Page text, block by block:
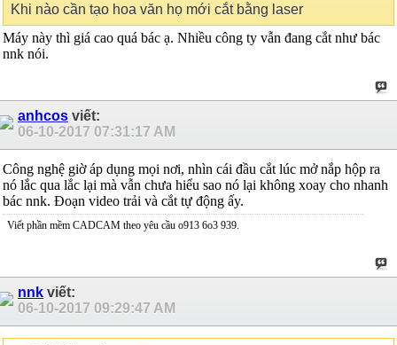
Khi nào cần tạo hoa văn họ mới cắt bằng laser
Máy này thì giá cao quá bác ạ. Nhiều công ty vẫn đang cắt như bác
nnk nói.
anhcos viết:
06-10-2017 07:31:17 AM
Công nghệ giờ áp dụng mọi nơi, nhìn cái đầu cắt lúc mở nắp hộp ra
nó lắc qua lắc lại mà vẫn chưa hiểu sao nó lại không xoay cho nhanh
bác nnk. Đoạn video trải và cắt tự động ấy.
Viết phần mềm CADCAM theo yêu cầu o913 6o3 939.
nnk viết:
06-10-2017 09:29:47 AM